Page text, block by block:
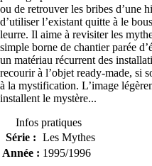
ou de retrouver les bribes d’une
d’utiliser l’existant quitte à le
leurre. Il aime à revisiter les
simple borne de chantier parée
un matériau récurrent des
recourir à l’objet ready-made, si
à la mystification. L’image
installent le mystère...
Infos pratiques
Série : Les Mythes
Année : 1995/1996